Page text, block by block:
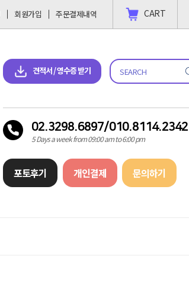
CART
회원가입 주문결제내역
견적서 / 영수증 받기
02.3298.6897/010.8114.2342
5 Days a week from 09:00 am to 6:00 pm
포토후기 개인결제 문의하기
견적서 & 영수증 다운로드